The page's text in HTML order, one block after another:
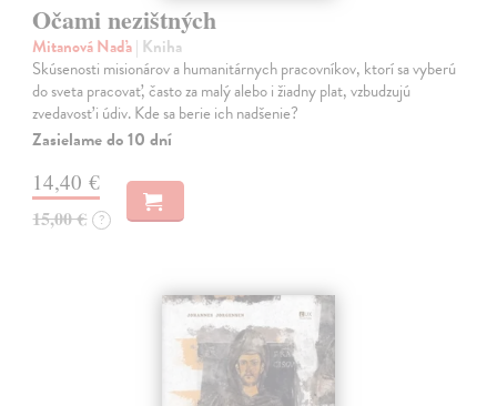
Očami nezištných
Mitanová Naďa| Kniha
Skúsenosti misionárov a humanitárnych pracovníkov, ktorí sa vyberú
do sveta pracovať, často za malý alebo i žiadny plat, vzbudzujú
zvedavosť i údiv. Kde sa berie ich nadšenie?
Zasielame do 10 dní
14,40 €
15,00 € ?